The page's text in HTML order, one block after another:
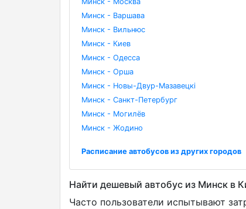
Минск - Варшава
Минск - Вильнюс
Минск - Киев
Минск - Одесса
Минск - Орша
Минск - Новы-Двур-Мазавецкі
Минск - Санкт-Петербург
Минск - Могилёв
Минск - Жодино
Расписание автобусов из других городов
Найти дешевый автобус из Минск в
Часто пользователи испытывают